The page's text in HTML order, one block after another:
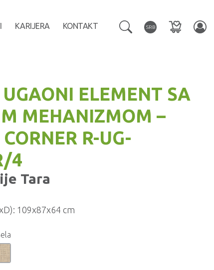
KARIJERA KONTAKT SRB
ELEMENT SA
MEHANIZMOM –
R-UG-
4
Tara
109x87x64 cm